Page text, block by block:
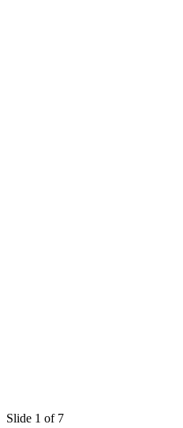
Slide 1 of 7